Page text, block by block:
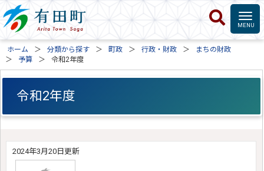
ホーム 分類から探す 町政 行政・財政
まちの財政
予算
令和2年度
令和2年度
2024年3月20日更新